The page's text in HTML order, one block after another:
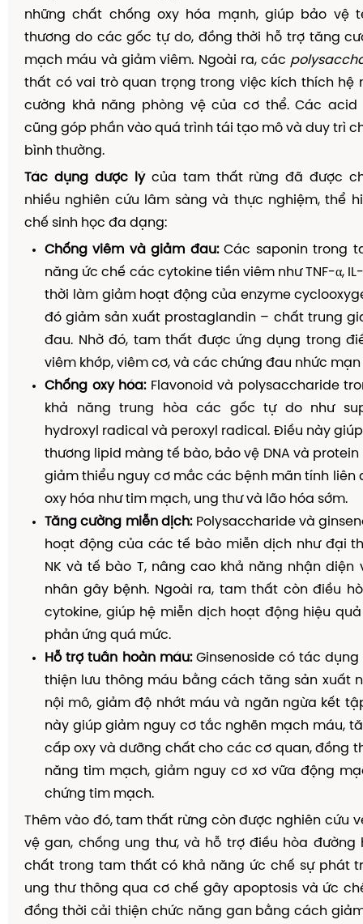
những chất chống oxy hóa mạnh, giúp bảo vệ
thương do các gốc tự do, đồng thời hỗ trợ tăng
mạch máu và giảm viêm. Ngoài ra, các
thất có vai trò quan trọng trong việc kích thích hệ
cường khả năng phòng vệ của cơ thể. Các acid
cũng góp phần vào quá trình tái tạo mô và duy trì
bình thường.
Tác dụng dược lýcủa tam thất rừng đã được
nhiều nghiên cứu lâm sàng và thực nghiệm, thể
chế sinh học đa dạng:
Chống viêm và giảm đau:Các saponin trong
năng ức chế các cytokine tiền viêm như TNF-α,
thời làm giảm hoạt động của enzyme
đó giảm sản xuất prostaglandin – chất trung
đau. Nhờ đó, tam thất được ứng dụng trong
viêm khớp, viêm cơ, và các chứng đau nhức mạn
Chống oxy hóa:Flavonoid và polysaccharide
khả năng trung hòa các gốc tự do như
hydroxyl radical và peroxyl radical. Điều này
thương lipid màng tế bào, bảo vệ DNA và protein
giảm thiểu nguy cơ mắc các bệnh mãn tính liên
oxy hóa như tim mạch, ung thư và lão hóa sớm.
Tăng cường miễn dịch:Polysaccharide và
hoạt động của các tế bào miễn dịch như đại
NK và tế bào T, nâng cao khả năng nhận
nhân gây bệnh. Ngoài ra, tam thất còn điều
cytokine, giúp hệ miễn dịch hoạt động hiệu
phản ứng quá mức.
Hỗ trợ tuần hoàn máu:Ginsenoside có tác
thiện lưu thông máu bằng cách tăng sản xuất
nội mô, giảm độ nhớt máu và ngăn ngừa kết
này giúp giảm nguy cơ tắc nghẽn mạch máu,
cấp oxy và dưỡng chất cho các cơ quan, đồng
năng tim mạch, giảm nguy cơ xơ vữa động
chứng tim mạch.
Thêm vào đó, tam thất rừng còn được nghiên cứu
vệ gan, chống ung thư, và hỗ trợ điều hòa đường
chất trong tam thất có khả năng ức chế sự phát
ung thư thông qua cơ chế gây apoptosis và ức
đồng thời cải thiện chức năng gan bằng cách